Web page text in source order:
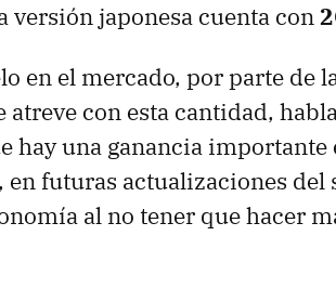
versión japonesa cuenta con
en el mercado, por parte de
atreve con esta cantidad,
hay una ganancia
en futuras actualizaciones
al no tener que hacer